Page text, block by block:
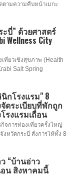
ตามความคืบหน้าเมกะ
บี่” ด้วยศาสตร์
Wellness City
ที่ยวเชิงสุขภาพ (Health
Salt Spring
กโรงแรม" 8
จัดระเบียบที่พักถูก
รงแรมเถื่อน
จการท่องเที่ยวครั้งใหญ่
งหวัดกระบี่ สั่งการให้ทั้ง 8
“บ้านอ่าว
น สิงหาคมนี้